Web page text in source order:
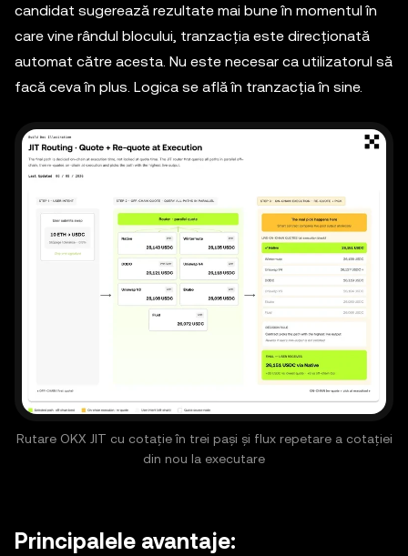
candidat sugerează rezultate mai bune în momentul în
care vine rândul blocului, tranzacția este direcționată
automat către acesta. Nu este necesar ca utilizatorul să
facă ceva în plus. Logica se află în tranzacția în sine.
Rutare OKX JIT cu cotație în trei pași și flux repetare a cotației
din nou la executare
Principalele avantaje: